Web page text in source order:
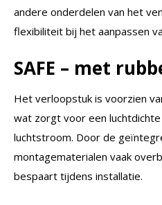
andere onderdelen van het
flexibiliteit bij het aanpassen
SAFE – met
Het verloopstuk is voorzien
wat zorgt voor een
luchtstroom. Door de
montagematerialen vaak
bespaart tijdens installatie.